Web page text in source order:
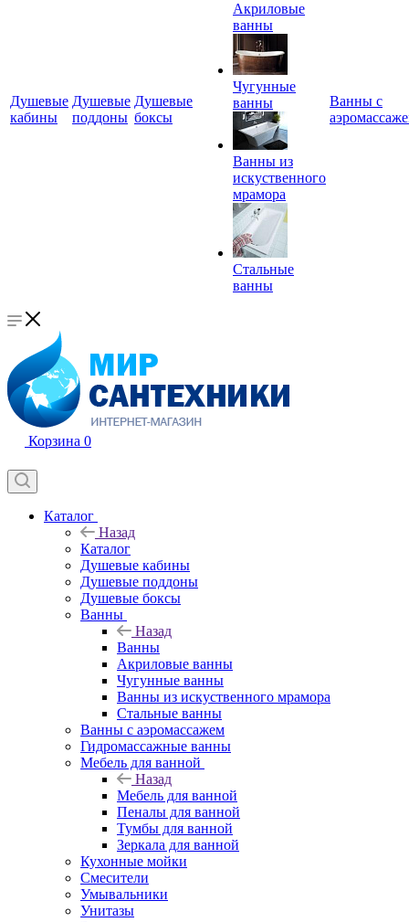
Душевые
кабины
Душевые
поддоны
Душевые
боксы
Акриловые
ванны
Чугунные
ванны
Ванны из
искуственного
мрамора
Стальные
ванны
Ванны с
Корзина 0
Каталог
Назад
Каталог
Душевые кабины
Душевые поддоны
Душевые боксы
Ванны
Назад
Ванны
Акриловые ванны
Чугунные ванны
Ванны из искуственного мрамора
Стальные ванны
Ванны с аэромассажем
Гидромассажные ванны
Мебель для ванной
Назад
Мебель для ванной
Пеналы для ванной
Тумбы для ванной
Зеркала для ванной
Кухонные мойки
Смесители
Умывальники
Унитазы